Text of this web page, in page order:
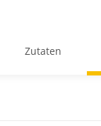
Zutaten